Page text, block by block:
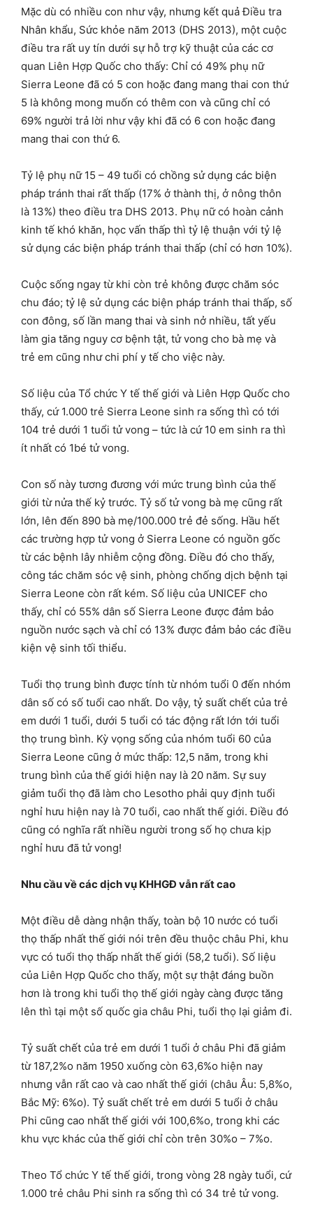
Mặc dù có nhiều con như vậy, nhưng kết quả Điều tra
Nhân khẩu, Sức khỏe năm 2013 (DHS 2013), một cuộc
điều tra rất uy tín dưới sự hỗ trợ kỹ thuật của các cơ
quan Liên Hợp Quốc cho thấy: Chỉ có 49% phụ nữ
Sierra Leone đã có 5 con hoặc đang mang thai con thứ
5 là không mong muốn có thêm con và cũng chỉ có
69% người trả lời như vậy khi đã có 6 con hoặc đang
mang thai con thứ 6.
Tỷ lệ phụ nữ 15 – 49 tuổi có chồng sử dụng các biện
pháp tránh thai rất thấp (17% ở thành thị, ở nông thôn
là 13%) theo điều tra DHS 2013. Phụ nữ có hoàn cảnh
kinh tế khó khăn, học vấn thấp thì tỷ lệ thuận với tỷ lệ
sử dụng các biện pháp tránh thai thấp (chỉ có hơn 10%).
Cuộc sống ngay từ khi còn trẻ không được chăm sóc
chu đáo; tỷ lệ sử dụng các biện pháp tránh thai thấp, số
con đông, số lần mang thai và sinh nở nhiều, tất yếu
làm gia tăng nguy cơ bệnh tật, tử vong cho bà mẹ và
trẻ em cũng như chi phí y tế cho việc này.
Số liệu của Tổ chức Y tế thế giới và Liên Hợp Quốc cho
thấy, cứ 1.000 trẻ Sierra Leone sinh ra sống thì có tới
104 trẻ dưới 1 tuổi tử vong – tức là cứ 10 em sinh ra thì
ít nhất có 1bé tử vong.
Con số này tương đương với mức trung bình của thế
giới từ nửa thế kỷ trước. Tỷ số tử vong bà mẹ cũng rất
lớn, lên đến 890 bà mẹ/100.000 trẻ đẻ sống. Hầu hết
các trường hợp tử vong ở Sierra Leone có nguồn gốc
từ các bệnh lây nhiễm cộng đồng. Điều đó cho thấy,
công tác chăm sóc vệ sinh, phòng chống dịch bệnh tại
Sierra Leone còn rất kém. Số liệu của UNICEF cho
thấy, chỉ có 55% dân số Sierra Leone được đảm bảo
nguồn nước sạch và chỉ có 13% được đảm bảo các điều
kiện vệ sinh tối thiểu.
Tuổi thọ trung bình được tính từ nhóm tuổi 0 đến nhóm
dân số có số tuổi cao nhất. Do vậy, tỷ suất chết của trẻ
em dưới 1 tuổi, dưới 5 tuổi có tác động rất lớn tới tuổi
thọ trung bình. Kỳ vọng sống của nhóm tuổi 60 của
Sierra Leone cũng ở mức thấp: 12,5 năm, trong khi
trung bình của thế giới hiện nay là 20 năm. Sự suy
giảm tuổi thọ đã làm cho Lesotho phải quy định tuổi
nghỉ hưu hiện nay là 70 tuổi, cao nhất thế giới. Điều đó
cũng có nghĩa rất nhiều người trong số họ chưa kịp
nghỉ hưu đã tử vong!
Nhu cầu về các dịch vụ KHHGĐ vẫn rất cao
Một điều dễ dàng nhận thấy, toàn bộ 10 nước có tuổi
thọ thấp nhất thế giới nói trên đều thuộc châu Phi, khu
vực có tuổi thọ thấp nhất thế giới (58,2 tuổi). Số liệu
của Liên Hợp Quốc cho thấy, một sự thật đáng buồn
hơn là trong khi tuổi thọ thế giới ngày càng được tăng
lên thì tại một số quốc gia châu Phi, tuổi thọ lại giảm đi.
Tỷ suất chết của trẻ em dưới 1 tuổi ở châu Phi đã giảm
từ 187,2%o năm 1950 xuống còn 63,6%o hiện nay
nhưng vẫn rất cao và cao nhất thế giới (châu Âu: 5,8%o,
Bắc Mỹ: 6%o). Tỷ suất chết trẻ em dưới 5 tuổi ở châu
Phi cũng cao nhất thế giới với 100,6%o, trong khi các
khu vực khác của thế giới chỉ còn trên 30%o – 7%o.
Theo Tổ chức Y tế thế giới, trong vòng 28 ngày tuổi, cứ
1.000 trẻ châu Phi sinh ra sống thì có 34 trẻ tử vong.